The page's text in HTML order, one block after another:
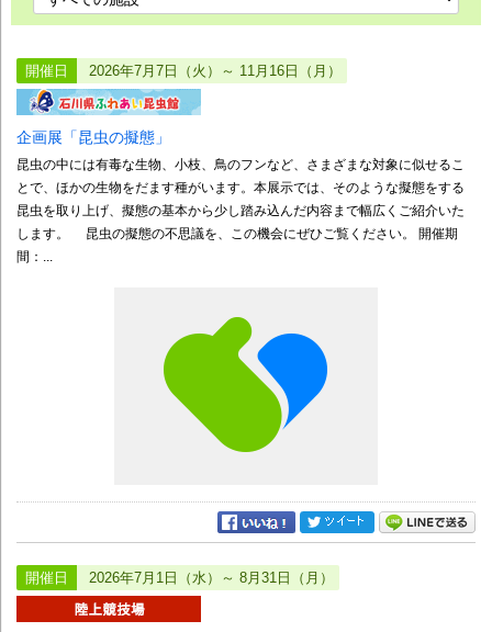
開催日 2026年7月7日（火）～ 11月16日（月）
企画展「昆虫の擬態」
昆虫の中には有毒な生物、小枝、鳥のフンなど、さまざまな対象に似せるこ
とで、ほかの生物をだます種がいます。本展示では、そのような擬態をする
昆虫を取り上げ、擬態の基本から少し踏み込んだ内容まで幅広くご紹介いた
します。 昆虫の擬態の不思議を、この機会にぜひご覧ください。 開催期
間：...
開催日 2026年7月1日（水）～ 8月31日（月）